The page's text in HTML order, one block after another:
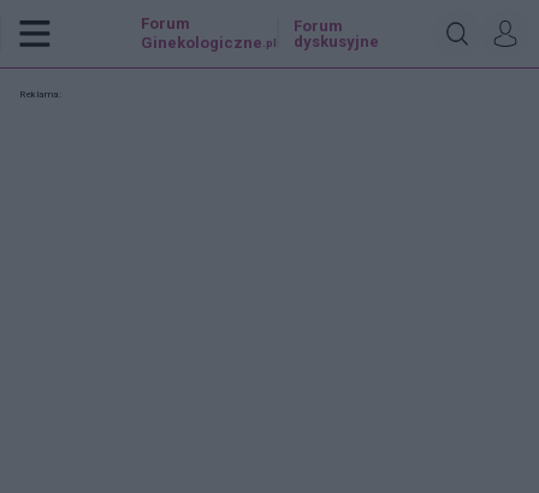
Forum
Ginekologiczne .pl
Forum
dyskusyjne
Reklama: